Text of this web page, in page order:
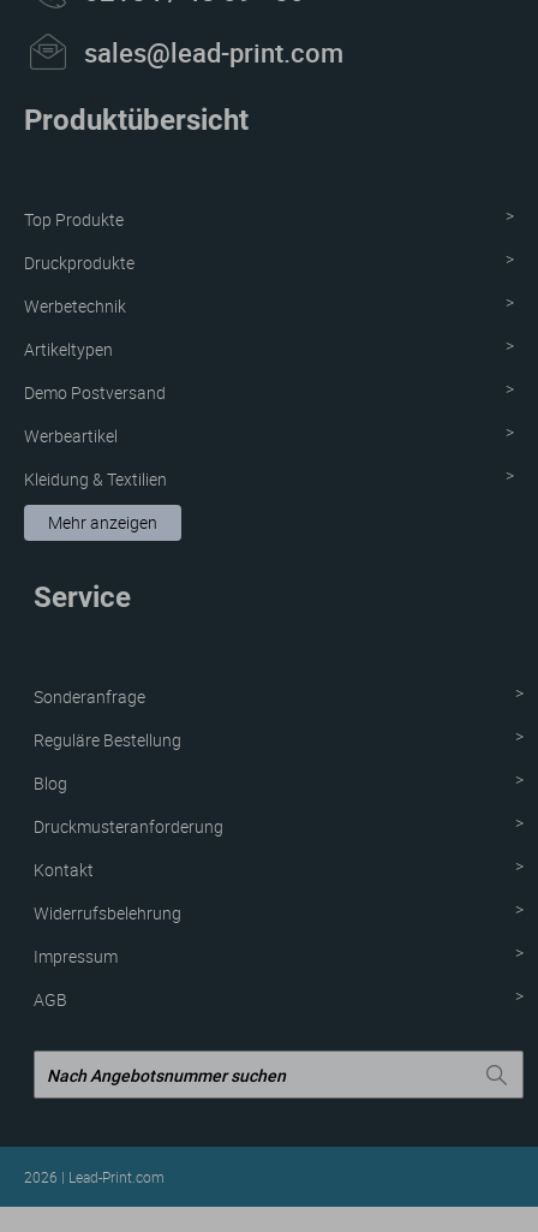
sales@lead-print.com
Produktübersicht
Top Produkte
Druckprodukte
Werbetechnik
Artikeltypen
Demo Postversand
Werbeartikel
Kleidung & Textilien
Aufkleber & Etiketten
Verpackungen
Mehr anzeigen
Service
Sonderanfrage
Reguläre Bestellung
Blog
Druckmusteranforderung
Kontakt
Widerrufsbelehrung
Impressum
AGB
2026 | Lead-Print.com